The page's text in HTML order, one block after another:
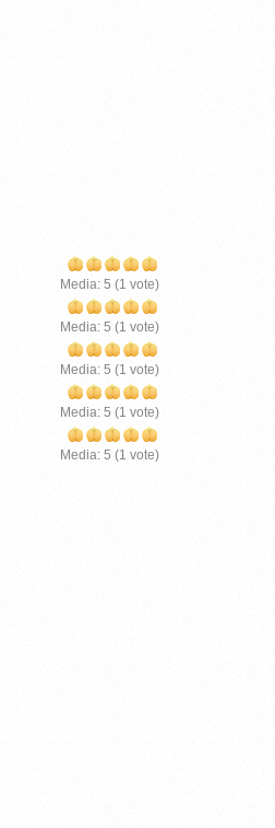
Media: 5 (1 vote)
Media: 5 (1 vote)
Media: 5 (1 vote)
Media: 5 (1 vote)
Media: 5 (1 vote)